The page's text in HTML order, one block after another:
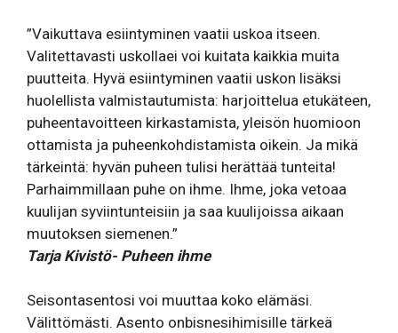
”Vaikuttava esiintyminen vaatii uskoa itseen.
Valitettavasti uskollaei voi kuitata kaikkia muita
puutteita. Hyvä esiintyminen vaatii uskon lisäksi
huolellista valmistautumista: harjoittelua etukäteen,
puheentavoitteen kirkastamista, yleisön huomioon
ottamista ja puheenkohdistamista oikein. Ja mikä
tärkeintä: hyvän puheen tulisi herättää tunteita!
Parhaimmillaan puhe on ihme. Ihme, joka vetoaa
kuulijan syviintunteisiin ja saa kuulijoissa aikaan
muutoksen siemenen.”
Tarja Kivistö- Puheen ihme
Seisontasentosi voi muuttaa koko elämäsi.
Välittömästi. Asento onbisnesihimisille tärkeä